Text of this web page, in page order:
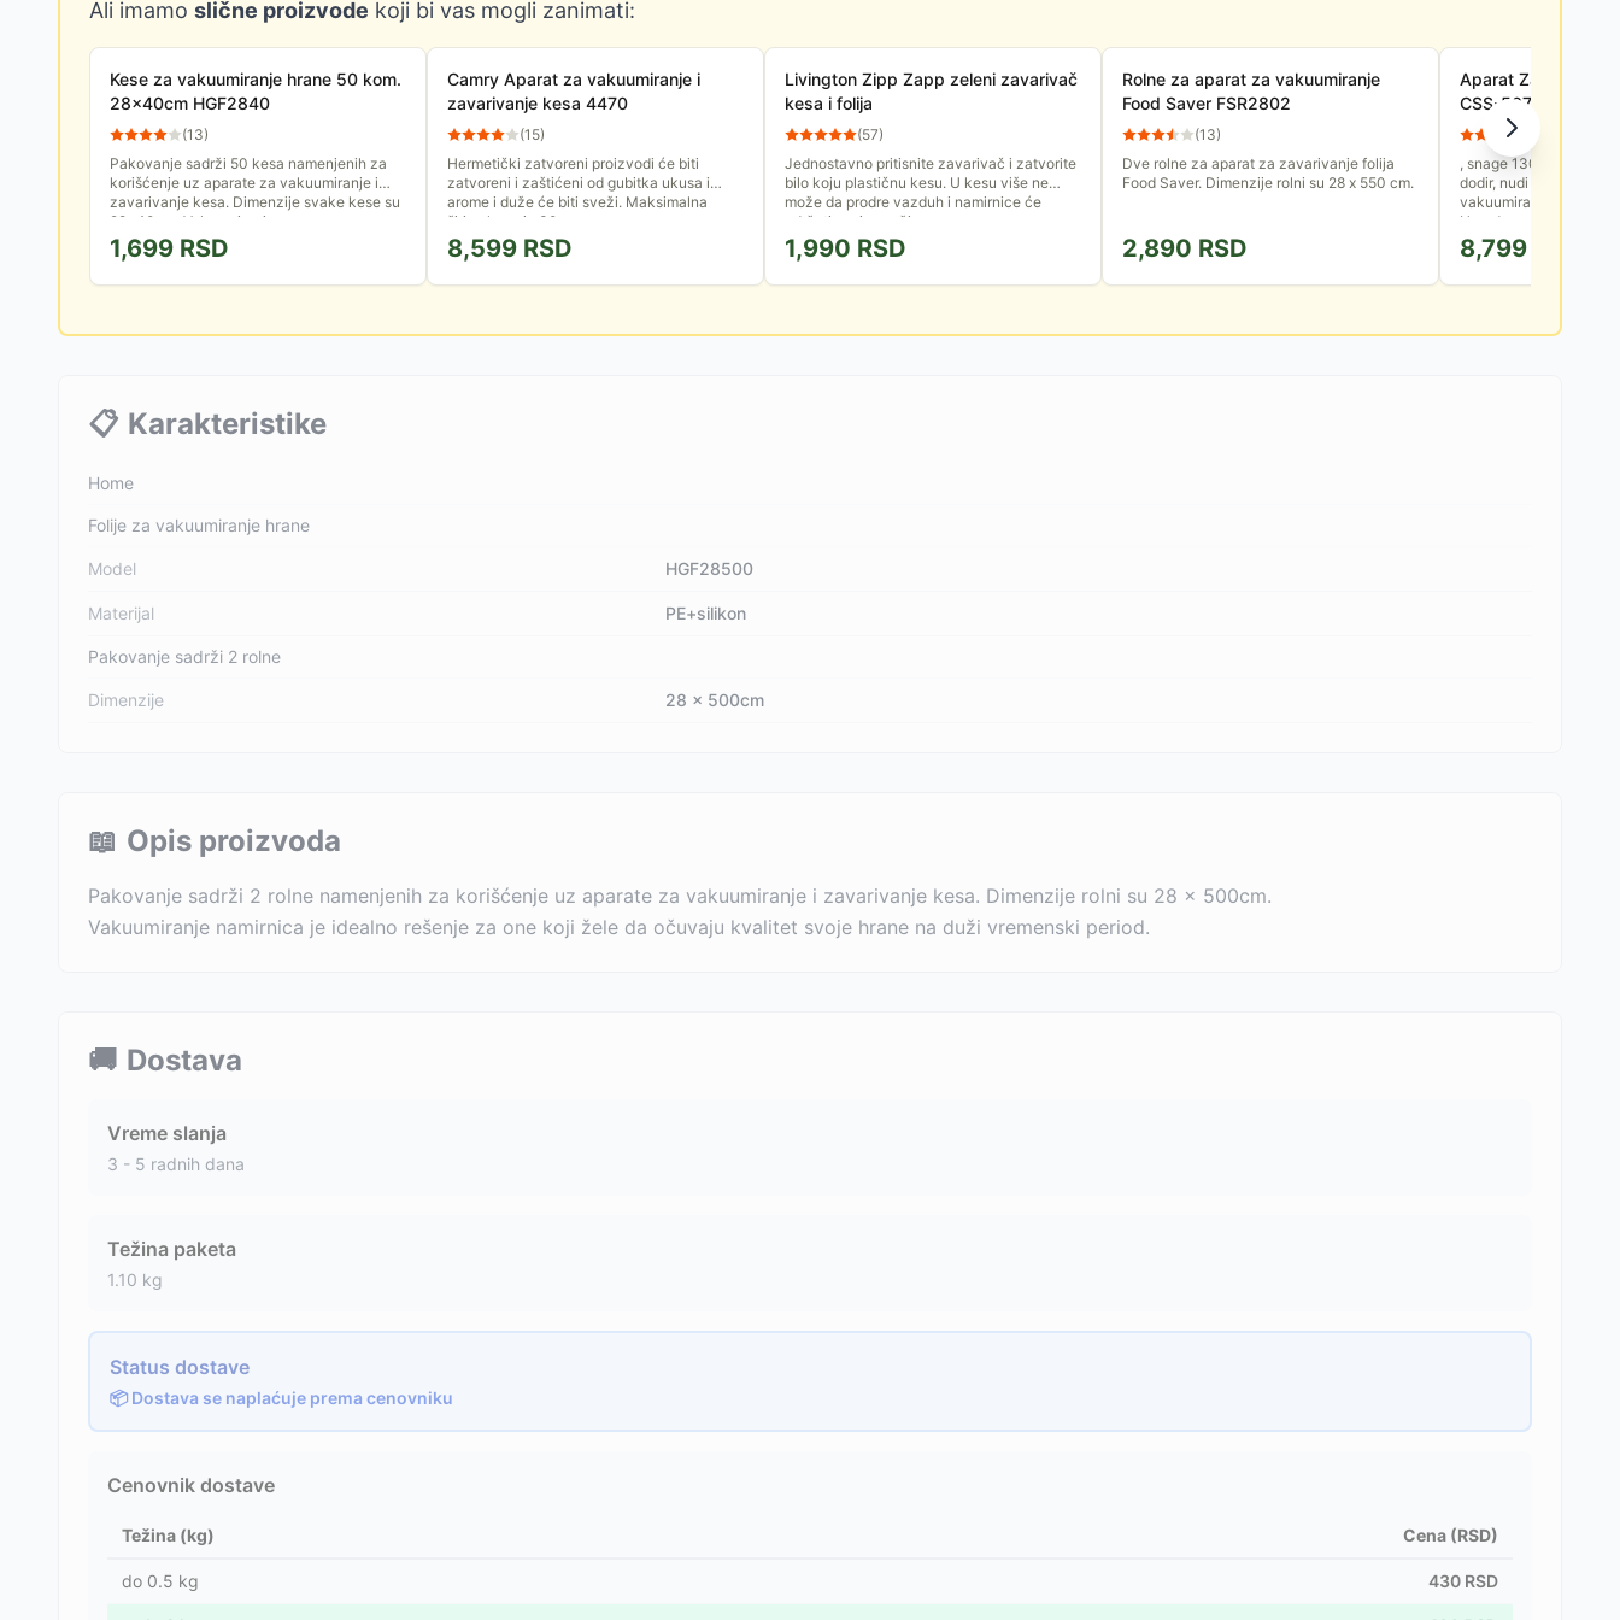
Ali imamo slične proizvode koji bi vas mogli zanimati:
Kese za vakuumiranje hrane 50 kom.
28x40cm HGF2840
(13)
Pakovanje sadrži 50 kesa namenjenih za
korišćenje uz aparate za vakuumiranje i
zavarivanje kesa. Dimenzije svake kese su
28x40cm. Vakuumiranje...
1,699 RSD
Camry Aparat za vakuumiranje i
zavarivanje kesa 4470
(15)
Hermetički zatvoreni proizvodi će biti
zatvoreni i zaštićeni od gubitka ukusa i
arome i duže će biti sveži. Maksimalna
širina kese je 30 cm,...
8,599 RSD
Livington Zipp Zapp zeleni zavarivač
kesa i folija
(57)
Jednostavno pritisnite zavarivač i zatvorite
bilo koju plastičnu kesu. U kesu više ne
može da prodre vazduh i namirnice će
održati svoju svežinu...
1,990 RSD
Rolne za aparat za vakuumiranje
Food Saver FSR2802
(13)
Dve rolne za aparat za zavarivanje folija
Food Saver. Dimenzije rolni su 28 x 550 cm.
2,890 RSD
Aparat Za
CSS-5077
11
, snage 130W, sa
dodir, nudi 6 funkcija
vakuumiranje suvih i
Ugrađen nož za
8,799
📋 Karakteristike
Home
Folije za vakuumiranje hrane
Model HGF28500
Materijal PE+silikon
Pakovanje sadrži 2 rolne
Dimenzije 28 x 500cm
📖 Opis proizvoda
Pakovanje sadrži 2 rolne namenjenih za korišćenje uz aparate za vakuumiranje i zavarivanje kesa. Dimenzije rolni su 28 x 500cm.
Vakuumiranje namirnica je idealno rešenje za one koji žele da očuvaju kvalitet svoje hrane na duži vremenski period.
🚚 Dostava
Vreme slanja
3 - 5 radnih dana
Težina paketa
1.10 kg
Status dostave
📦 Dostava se naplaćuje prema cenovniku
Cenovnik dostave
Težina (kg) Cena (RSD)
do 0.5 kg 430 RSD